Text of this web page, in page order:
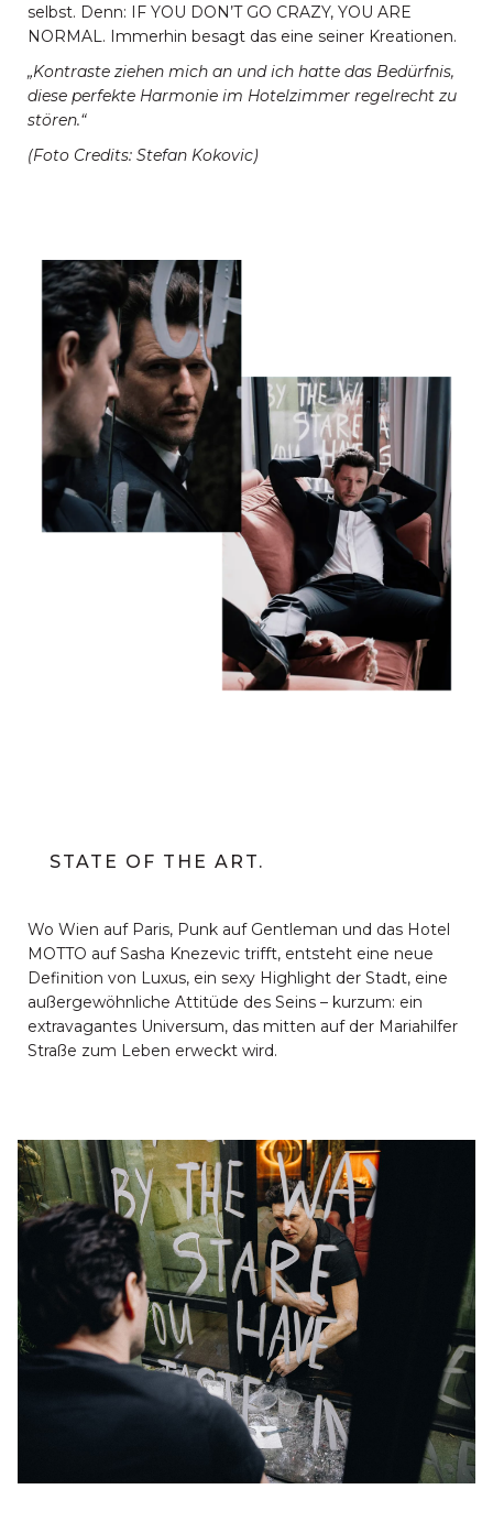
selbst. Denn: IF YOU DON’T GO CRAZY, YOU ARE
NORMAL. Immerhin besagt das eine seiner Kreationen.
„Kontraste ziehen mich an und ich hatte das Bedürfnis,
diese perfekte Harmonie im Hotelzimmer regelrecht zu
stören.“
(Foto Credits: Stefan Kokovic)
STATE OF THE ART.
Wo Wien auf Paris, Punk auf Gentleman und das Hotel
MOTTO auf Sasha Knezevic trifft, entsteht eine neue
Definition von Luxus, ein sexy Highlight der Stadt, eine
außergewöhnliche Attitüde des Seins – kurzum: ein
extravagantes Universum, das mitten auf der Mariahilfer
Straße zum Leben erweckt wird.